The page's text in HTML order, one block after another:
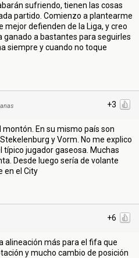
sufriendo, tienen las cosas
partido. Comienzo a plantearme
mejor defienden de la Liga, y creo
ganado a bastantes para seguirles
siempre y cuando no toque
+3
montón. En su mismo país son
y Vorm. No me explico
típico jugador gaseosa. Muchas
Desde luego sería de volante
en el City
+6
alineación más para el fifa que
y mucho cambio de posición